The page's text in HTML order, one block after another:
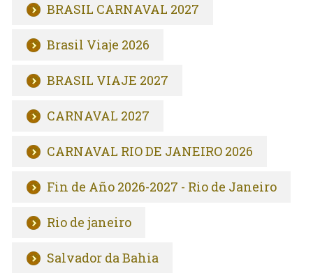
BRASIL CARNAVAL 2027
Brasil Viaje 2026
BRASIL VIAJE 2027
CARNAVAL 2027
CARNAVAL RIO DE JANEIRO 2026
Fin de Año 2026-2027 - Rio de Janeiro
Rio de janeiro
Salvador da Bahia